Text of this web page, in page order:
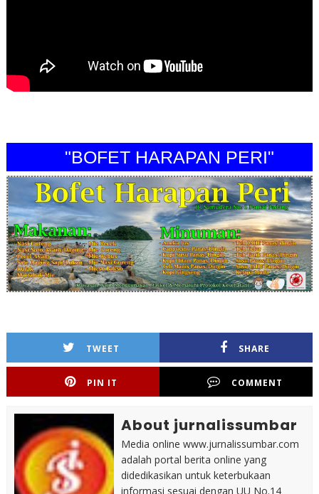
"BOFET HARAPAN PERI"
TWEET SHARE
PIN IT COMMENT
About jurnalissumbar
Media online www.jurnalissumbar.com
adalah portal berita online yang
didedikasikan untuk keterbukaan
informasi sesuai dengan UU No.14